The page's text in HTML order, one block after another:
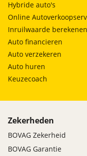
Hybride auto's
Online
Inruilwaarde berekenen
Auto financieren
Auto verzekeren
Auto huren
Keuzecoach
Zekerheden
BOVAG Zekerheid
BOVAG Garantie